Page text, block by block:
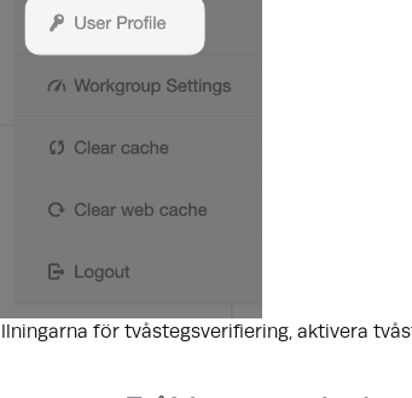
för tvåstegsverifiering, aktivera